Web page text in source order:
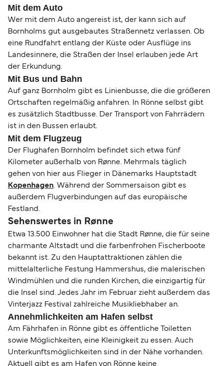
Mit dem Auto
Wer mit dem Auto angereist ist, der kann sich auf
Bornholms gut ausgebautes Straßennetz verlassen. Ob
eine Rundfahrt entlang der Küste oder Ausflüge ins
Landesinnere, die Straßen der Insel erlauben jede Art
der Erkundung.
Mit Bus und Bahn
Auf ganz Bornholm gibt es Linienbusse, die die größeren
Ortschaften regelmäßig anfahren. In Rönne selbst gibt
es zusätzlich Stadtbusse. Der Transport von Fahrrädern
ist in den Bussen erlaubt.
Mit dem Flugzeug
Der Flughafen Bornholm befindet sich etwa fünf
Kilometer außerhalb von Rønne. Mehrmals täglich
gehen von hier aus Flieger in Dänemarks Hauptstadt
Kopenhagen. Während der Sommersaison gibt es
außerdem Flugverbindungen auf das europäische
Festland.
Sehenswertes in Rønne
Etwa 13.500 Einwohner hat die Stadt Rønne, die für seine
charmante Altstadt und die farbenfrohen Fischerboote
bekannt ist. Zu den Hauptattraktionen zählen die
mittelalterliche Festung Hammershus, die malerischen
Windmühlen und die runden Kirchen, die einzigartig für
die Insel sind. Jedes Jahr im Februar zieht außerdem das
Vinterjazz Festival zahlreiche Musikliebhaber an.
Annehmlichkeiten am Hafen selbst
Am Fährhafen in Rönne gibt es öffentliche Toiletten
sowie Möglichkeiten, eine Kleinigkeit zu essen. Auch
Unterkunftsmöglichkeiten sind in der Nähe vorhanden.
Aktuell gibt es am Hafen von Rönne keine